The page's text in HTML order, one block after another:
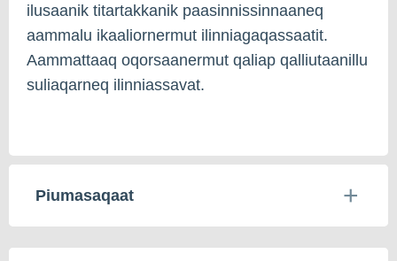
ilusaanik titartakkanik paasinnissinnaaneq
aammalu ikaaliornermut ilinniagaqassaatit.
Aammattaaq oqorsaanermut qaliap qalliutaanillu
suliaqarneq ilinniassavat.
Piumasaqaat